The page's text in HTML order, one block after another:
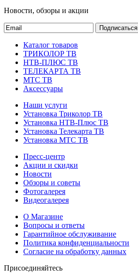
Новости, обзоры и акции
Подписаться
Каталог товаров
ТРИКОЛОР ТВ
НТВ-ПЛЮС ТВ
ТЕЛЕКАРТА ТВ
МТС ТВ
Аксессуары
Наши услуги
Установка Триколор ТВ
Установка НТВ-Плюс ТВ
Установка Телекарта ТВ
Установка МТС ТВ
Пресс-центр
Акции и скидки
Новости
Обзоры и советы
Фотогалерея
Видеогалерея
О Магазине
Вопросы и ответы
Гарантийное обслуживание
Политика конфиденциальности
Согласие на обработку данных
Присоединяйтесь